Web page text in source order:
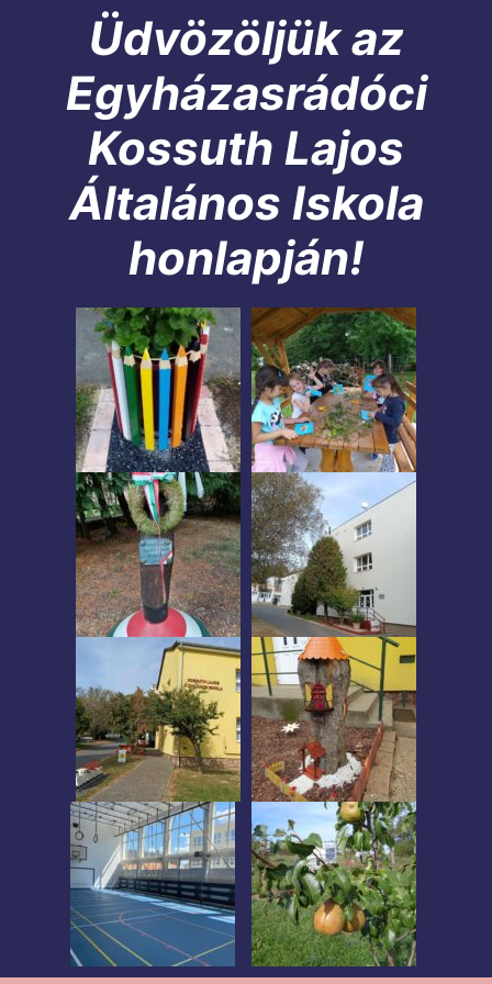
Üdvözöljük az
Egyházasrádóci
Kossuth Lajos
Általános Iskola
honlapján!